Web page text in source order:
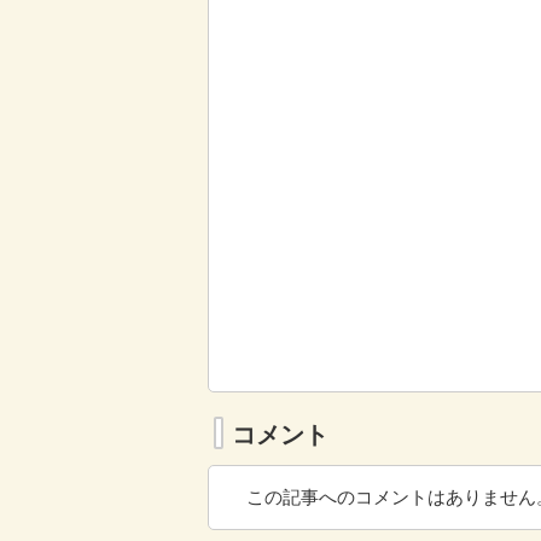
コメント
この記事へのコメントはありません